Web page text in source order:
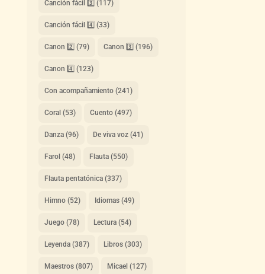
Canción fácil 3️⃣ (117)
Canción fácil 4️⃣ (33)
Canon 2️⃣ (79) Canon 3️⃣ (196)
Canon 4️⃣ (123)
Con acompañamiento(241)
Coral (53) Cuento(497)
Danza(96) De viva voz(41)
Farol (48) Flauta(550)
Flauta pentatónica(337)
Himno(52) Idiomas(49)
Juego(78) Lectura(54)
Leyenda(387) Libros(303)
Maestros(807) Micael (127)